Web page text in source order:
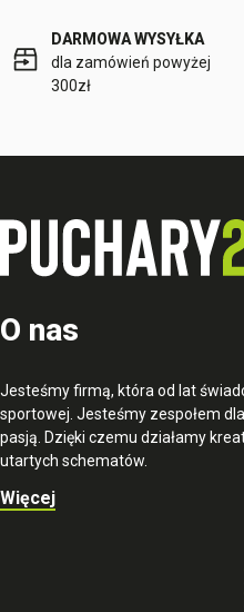
DARMOWA WYSYŁKA
dla zamówień powyżej
300zł
O nas
Jesteśmy firmą, która od lat
sportowej. Jesteśmy zespołem
pasją. Dzięki czemu działamy
utartych schematów.
Więcej